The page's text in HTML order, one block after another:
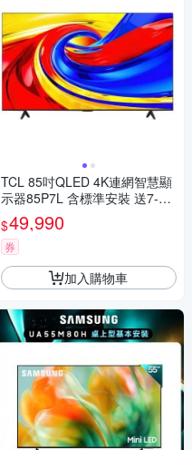
TCL 85吋QLED 4K連網智慧顯
示器85P7L 含標準安裝 送7-11
商品卡2000元
$49,990
券
加入購物車